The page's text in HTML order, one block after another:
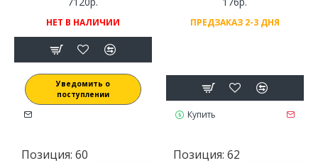
НЕТ В НАЛИЧИИ
Уведомить о
поступлении
ПРЕДЗАКАЗ 2-3 ДНЯ
Купить
Позиция: 60 Позиция: 62